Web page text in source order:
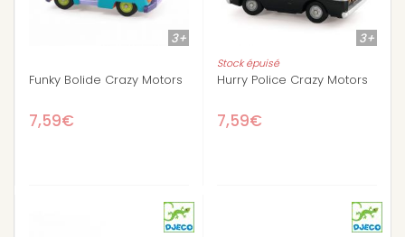
3+
Funky Bolide Crazy Motors
7,59€
3+
Stock épuisé
Hurry Police Crazy Motors
7,59€